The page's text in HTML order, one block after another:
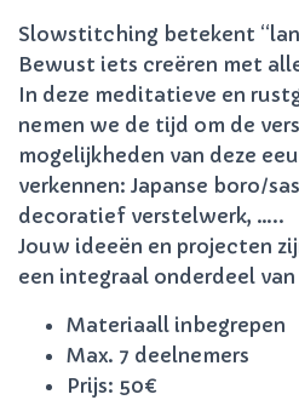
Slowstitching betekent
Bewust iets creëren met
In deze meditatieve en
nemen we de tijd om de
mogelijkheden van deze
verkennen: Japanse boro/
decoratief verstelwerk, …..
Jouw ideeën en projecten
een integraal onderdeel
Materiaall inbegrepen
Max. 7 deelnemers
Prijs: 50€